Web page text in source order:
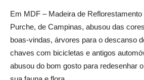
Em MDF – Madeira de
Purche, de Campinas, abusou das
boas-vindas, árvores para o descanso
chaves com bicicletas e antigos
abusou do bom gosto para redesenhar